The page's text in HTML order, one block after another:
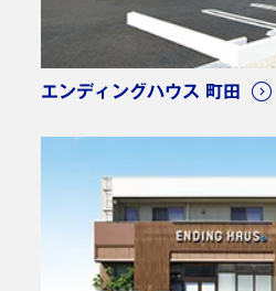
エンディングハウス 町田